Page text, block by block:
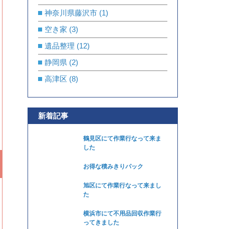
神奈川県藤沢市 (1)
空き家 (3)
遺品整理 (12)
静岡県 (2)
高津区 (8)
新着記事
鶴見区にて作業行なって来ま
した
お得な積みきりパック
旭区にて作業行なって来まし
た
横浜市にて不用品回収作業行
ってきました